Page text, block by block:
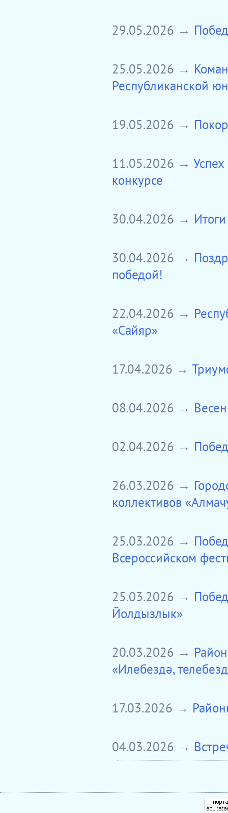
29.05.2026 →
25.05.2026 →
Республиканской
19.05.2026 →
11.05.2026 →
конкурсе
30.04.2026 →
30.04.2026 →
победой!
22.04.2026 →
«Сайяр»
17.04.2026 →
08.04.2026 →
02.04.2026 →
26.03.2026 →
коллективов
25.03.2026 →
Всероссийском
25.03.2026 →
Йолдызлык»
20.03.2026 →
«Илебездә,
17.03.2026 →
04.03.2026 →